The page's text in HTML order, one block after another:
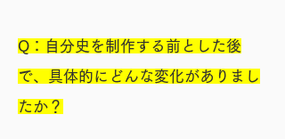
Q：自分史を制作する前とした後
で、具体的にどんな変化がありまし
たか？